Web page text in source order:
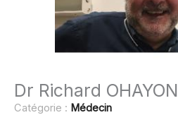
Dr Richard OHAYON
Catégorie : Médecin